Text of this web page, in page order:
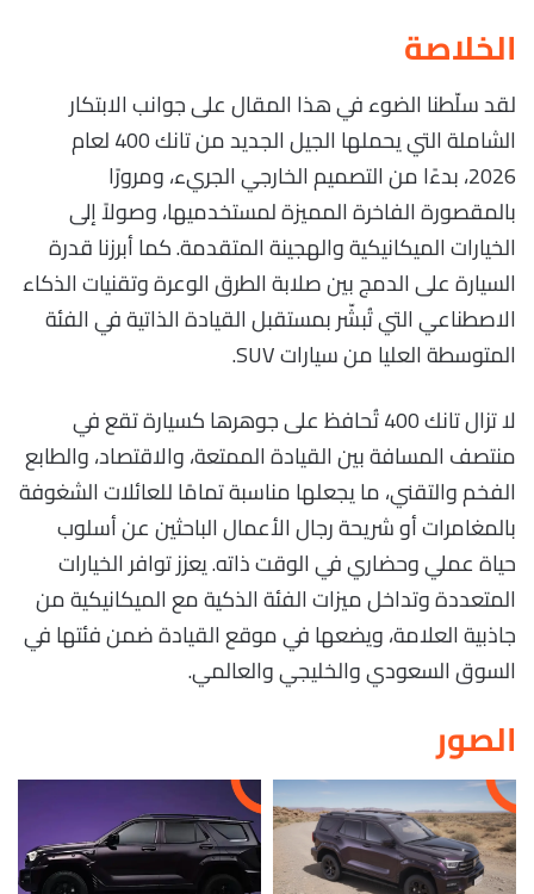
الخلاصة
لقد سلّطنا الضوء في هذا المقال على جوانب الابتكار
الشاملة التي يحملها الجيل الجديد من تانك 400 لعام
2026، بدءًا من التصميم الخارجي الجريء، ومرورًا
بالمقصورة الفاخرة المميزة لمستخدميها، وصولاً إلى
الخيارات الميكانيكية والهجينة المتقدمة. كما أبرزنا قدرة
السيارة على الدمج بين صلابة الطرق الوعرة وتقنيات الذكاء
الاصطناعي التي تُبشّر بمستقبل القيادة الذاتية في الفئة
المتوسطة العليا من سيارات SUV.
لا تزال تانك 400 تُحافظ على جوهرها كسيارة تقع في
منتصف المسافة بين القيادة الممتعة، والاقتصاد، والطابع
الفخم والتقني، ما يجعلها مناسبة تمامًا للعائلات الشغوفة
بالمغامرات أو شريحة رجال الأعمال الباحثين عن أسلوب
حياة عملي وحضاري في الوقت ذاته. يعزز توافر الخيارات
المتعددة وتداخل ميزات الفئة الذكية مع الميكانيكية من
جاذبية العلامة، ويضعها في موقع القيادة ضمن فئتها في
السوق السعودي والخليجي والعالمي.
الصور